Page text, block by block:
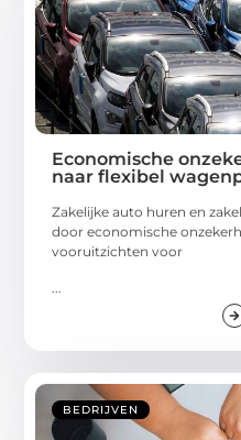
Economische
naar flexibel
Zakelijke auto huren en
door economische
vooruitzichten voor
BEDRIJVEN